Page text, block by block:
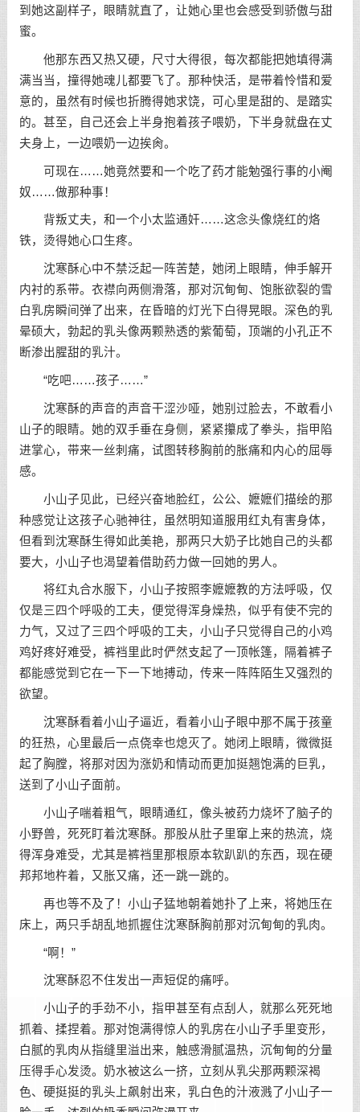
到她这副样子，眼睛就直了，让她心里也会感受到骄傲与甜
蜜。
他那东西又热又硬，尺寸大得很，每次都能把她填得满
满当当，撞得她魂儿都要飞了。那种快活，是带着怜惜和爱
意的，虽然有时候也折腾得她求饶，可心里是甜的、是踏实
的。甚至，自己还会上半身抱着孩子喂奶，下半身就盘在丈
夫身上，一边喂奶一边挨肏。
可现在……她竟然要和一个吃了药才能勉强行事的小阉
奴……做那种事！
背叛丈夫，和一个小太监通奸……这念头像烧红的烙
铁，烫得她心口生疼。
沈寒酥心中不禁泛起一阵苦楚，她闭上眼睛，伸手解开
内衬的系带。衣襟向两侧滑落，那对沉甸甸、饱胀欲裂的雪
白乳房瞬间弹了出来，在昏暗的灯光下白得晃眼。深色的乳
晕硕大，勃起的乳头像两颗熟透的紫葡萄，顶端的小孔正不
断渗出腥甜的乳汁。
“吃吧……孩子……”
沈寒酥的声音的声音干涩沙哑，她别过脸去，不敢看小
山子的眼睛。她的双手垂在身侧，紧紧攥成了拳头，指甲陷
进掌心，带来一丝刺痛，试图转移胸前的胀痛和内心的屈辱
感。
小山子见此，已经兴奋地脸红，公公、嬷嬷们描绘的那
种感觉让这孩子心驰神往，虽然明知道服用红丸有害身体，
但看到沈寒酥生得如此美艳，那两只大奶子比她自己的头都
要大，小山子也渴望着借助药力做一回她的男人。
将红丸合水服下，小山子按照李嬷嬷教的方法呼吸，仅
仅是三四个呼吸的工夫，便觉得浑身燥热，似乎有使不完的
力气，又过了三四个呼吸的工夫，小山子只觉得自己的小鸡
鸡好疼好难受，裤裆里此时俨然支起了一顶帐篷，隔着裤子
都能感觉到它在一下一下地搏动，传来一阵阵陌生又强烈的
欲望。
沈寒酥看着小山子逼近，看着小山子眼中那不属于孩童
的狂热，心里最后一点侥幸也熄灭了。她闭上眼睛，微微挺
起了胸膛，将那对因为涨奶和情动而更加挺翘饱满的巨乳，
送到了小山子面前。
小山子喘着粗气，眼睛通红，像头被药力烧坏了脑子的
小野兽，死死盯着沈寒酥。那股从肚子里窜上来的热流，烧
得浑身难受，尤其是裤裆里那根原本软趴趴的东西，现在硬
邦邦地杵着，又胀又痛，还一跳一跳的。
再也等不及了！小山子猛地朝着她扑了上来，将她压在
床上，两只手胡乱地抓握住沈寒酥胸前那对沉甸甸的乳肉。
“啊！”
沈寒酥忍不住发出一声短促的痛呼。
小山子的手劲不小，指甲甚至有点刮人，就那么死死地
抓着、揉捏着。那对饱满得惊人的乳房在小山子手里变形，
白腻的乳肉从指缝里溢出来，触感滑腻温热，沉甸甸的分量
压得手心发烫。奶水被这么一挤，立刻从乳尖那两颗深褐
色、硬挺挺的乳头上飙射出来，乳白色的汁液溅了小山子一